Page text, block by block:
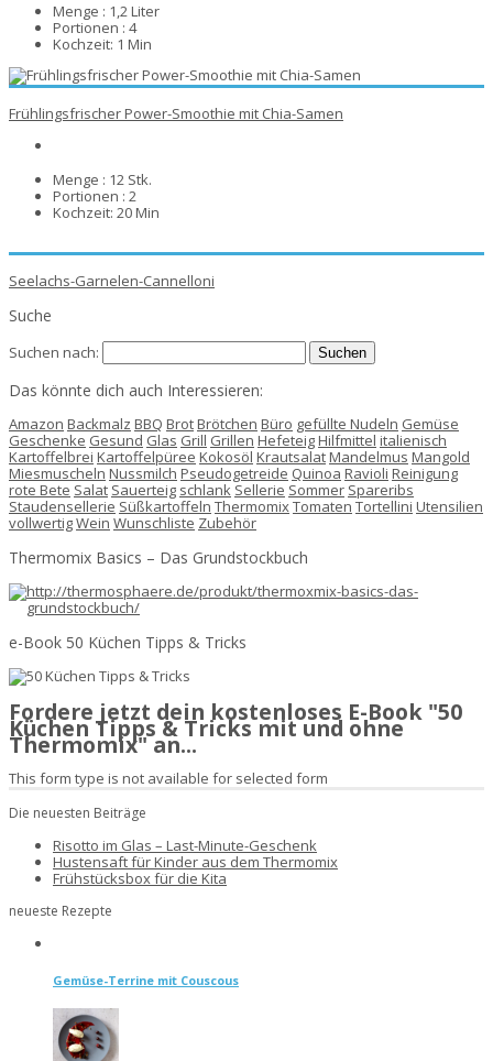
Menge : 1,2 Liter
Portionen : 4
Kochzeit: 1 Min
Frühlingsfrischer Power-Smoothie mit Chia-Samen
Menge : 12 Stk.
Portionen : 2
Kochzeit: 20 Min
Seelachs-Garnelen-Cannelloni
Suche
Suchen nach:
Das könnte dich auch Interessieren:
Amazon Backmalz BBQ BrotBrötchen Büro gefüllte Nudeln Gemüse
Geschenke Gesund Glas Grill Grillen HefeteigHilfmittel italienisch
Kartoffelbrei Kartoffelpüree Kokosöl KrautsalatMandelmus Mangold
Miesmuscheln Nussmilch Pseudogetreide Quinoa Ravioli Reinigung
rote Bete Salat Sauerteig schlank Sellerie Sommer Spareribs
Staudensellerie Süßkartoffeln ThermomixTomaten Tortellini Utensilien
vollwertigWein Wunschliste Zubehör
Thermomix Basics – Das Grundstockbuch
e-Book 50 Küchen Tipps & Tricks
Fordere jetzt dein kostenloses E-Book "50
Küchen Tipps & Tricks mit und ohne
Thermomix" an...
This form type is not available for selected form
Die neuesten Beiträge
Risotto im Glas – Last-Minute-Geschenk
Hustensaft für Kinder aus dem Thermomix
Frühstücksbox für die Kita
neueste Rezepte
Gemüse-Terrine mit Couscous